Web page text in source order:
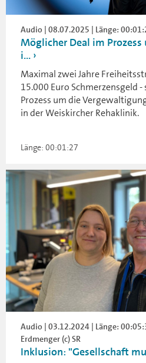
Audio | 08.07.2025 | Länge:
Möglicher Deal im
i...
Maximal zwei Jahre
15.000 Euro Schmerzensgeld
Prozess um die
in der Weiskircher Rehaklinik.
Länge: 00:01:27
Audio | 03.12.2024 | Länge:
Erdmenger (c) SR
Inklusion: "Gesellschaft